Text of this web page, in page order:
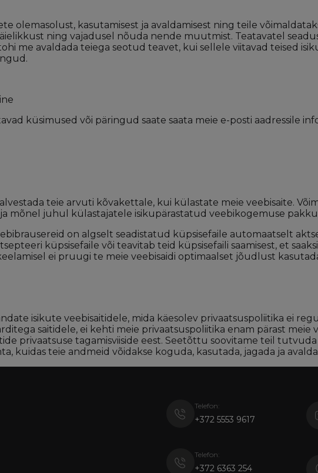
olemasolust, kasutamisest ja avaldamisest ning teile
ning vajadusel nõuda nende muutmist. Teatavatel
me avaldada teiega seotud teavet, kui sellele viitavad teised
küsimused või päringud saate saata meie e-posti aadressile
teie arvuti kõvakettale, kui külastate meie veebisaite.
mõnel juhul külastajatele isikupärastatud veebikogemuse
on algselt seadistatud küpsisefaile automaatselt
küpsisefaile või teavitab teid küpsisefaili saamisest, et
ei pruugi te meie veebisaidi optimaalset jõudlust
isikute veebisaitidele, mida käesolev privaatsuspoliitika ei
saitidele, ei kehti meie privaatsuspoliitika enam pärast meie
privaatsuse tagamisviiside eest. Seetõttu soovitame teil
kuidas teie andmeid võidakse koguda, kasutada, jagada ja
Telefon:
+372 5553 9617
Telefon:
+372 6363 254